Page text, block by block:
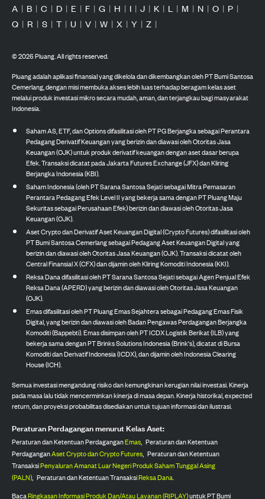
A | B | C | D | E | F | G | H | I | J | K | L | M | N | O | P |
Q | R | S | T | U | V | W | X | Y | Z |
©2026Pluang. All rights reserved.
Pluang adalah aplikasi finansial yang dikelola dan dikembangkan oleh PT Bumi Santosa
Cemerlang, dengan misi membuka akses lebih luas terhadap beragam kelas aset
melalui produk investasi mikro secara mudah, aman, dan terjangkau bagi masyarakat
Indonesia.
Saham AS, ETF, dan Options difasilitasi oleh PT PG Berjangka sebagai Perantara
Pedagang Derivatif Keuangan yang berizin dan diawasi oleh Otoritas Jasa
Keuangan (OJK) untuk produk derivatif keuangan dengan aset dasar berupa
Efek. Transaksi dicatat pada Jakarta Futures Exchange (JFX) dan Kliring
Berjangka Indonesia (KBI).
Saham Indonesia (oleh PT Sarana Santosa Sejati sebagai Mitra Pemasaran
Perantara Pedagang Efek Level II yang bekerja sama dengan PT Pluang Maju
Sekuritas sebagai Perusahaan Efek) berizin dan diawasi oleh Otoritas Jasa
Keuangan (OJK).
Aset Crypto dan Derivatif Aset Keuangan Digital (Crypto Futures) difasilitasi oleh
PT Bumi Santosa Cemerlang sebagai Pedagang Aset Keuangan Digital yang
berizin dan diawasi oleh Otoritas Jasa Keuangan (OJK). Transaksi dicatat oleh
Central Finansial X (CFX) dan dijamin oleh Kliring Komoditi Indonesia (KKI).
Reksa Dana difasilitasi oleh PT Sarana Santosa Sejati sebagai Agen Penjual Efek
Reksa Dana (APERD) yang berizin dan diawasi oleh Otoritas Jasa Keuangan
(OJK).
Emas difasilitasi oleh PT Pluang Emas Sejahtera sebagai Pedagang Emas Fisik
Digital, yang berizin dan diawasi oleh Badan Pengawas Perdagangan Berjangka
Komoditi (Bappebti). Emas disimpan oleh PT ICDX Logistik Berikat (ILB) yang
bekerja sama dengan PT Brinks Solutions Indonesia (Brink's), dicatat di Bursa
Komoditi dan Derivatif Indonesia (ICDX), dan dijamin oleh Indonesia Clearing
House (ICH).
Semua investasi mengandung risiko dan kemungkinan kerugian nilai investasi. Kinerja
pada masa lalu tidak mencerminkan kinerja di masa depan. Kinerja historikal, expected
return, dan proyeksi probabilitas disediakan untuk tujuan informasi dan ilustrasi.
Peraturan Perdagangan menurut Kelas Aset:
Peraturan dan Ketentuan PerdaganganEmas, Peraturan dan Ketentuan
PerdaganganAset Crypto dan Crypto Futures, Peraturan dan Ketentuan
TransaksiPenyaluran Amanat Luar Negeri Produk Saham Tunggal Asing
(PALN), Peraturan dan Ketentuan TransaksiReksa Dana.
BacaRingkasan Informasi Produk Dan/Atau Layanan (RIPLAY)untuk PT Bumi